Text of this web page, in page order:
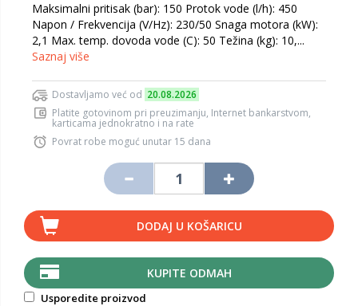
Maksimalni pritisak (bar): 150 Protok vode (l/h): 450
Napon / Frekvencija (V/Hz): 230/50 Snaga motora (kW):
2,1 Max. temp. dovoda vode (C): 50 Težina (kg): 10,...
Saznaj više
Dostavljamo već od 20.08.2026
Platite gotovinom pri preuzimanju, Internet bankarstvom,
karticama jednokratno i na rate
Povrat robe moguć unutar 15 dana
DODAJ U KOŠARICU
KUPITE ODMAH
Usporedite proizvod